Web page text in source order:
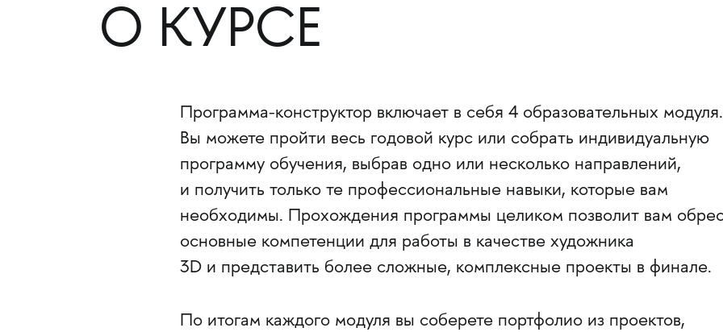
О КУРСЕ
Программа-конструктор включает в себя 4 образовательных модуля.
Вы можете пройти весь годовой курс или собрать индивидуальную
программу обучения, выбрав одно или несколько направлений,
и получить только те профессиональные навыки, которые вам
необходимы. Прохождения программы целиком позволит вам
основные компетенции для работы в качестве художника
3D и представить более сложные, комплексные проекты в финале.
По итогам каждого модуля вы соберете портфолио из проектов,